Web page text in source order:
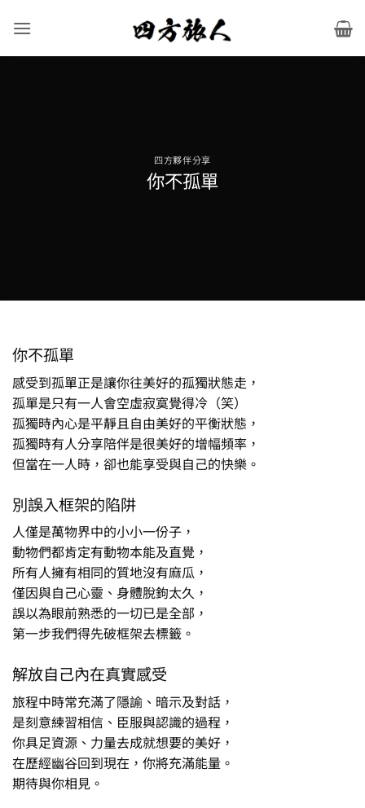
四方夥伴分享
你不孤單
你不孤單
感受到孤單正是讓你往美好的孤獨狀態走，
孤單是只有一人會空虛寂寞覺得冷（笑）
孤獨時內心是平靜且自由美好的平衡狀態，
孤獨時有人分享陪伴是很美好的增幅頻率，
但當在一人時，卻也能享受與自己的快樂。
別誤入框架的陷阱
人僅是萬物界中的小小一份子，
動物們都肯定有動物本能及直覺，
所有人擁有相同的質地沒有麻瓜，
僅因與自己心靈、身體脫鉤太久，
誤以為眼前熟悉的一切已是全部，
第一步我們得先破框架去標籤。
解放自己內在真實感受
旅程中時常充滿了隱諭、暗示及對話，
是刻意練習相信、臣服與認識的過程，
你具足資源、力量去成就想要的美好，
在歷經幽谷回到現在，你將充滿能量。
期待與你相見。